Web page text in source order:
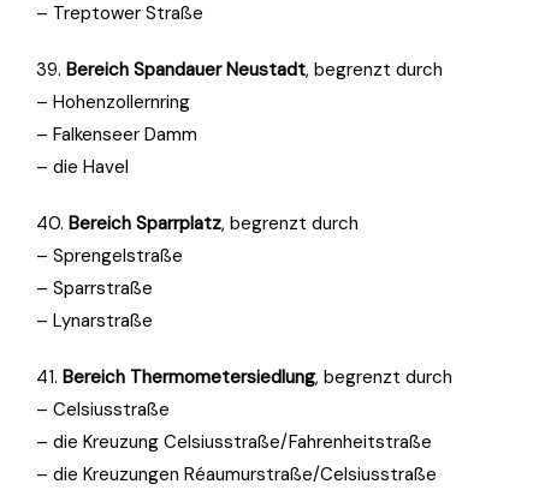
– Treptower Straße
39. Bereich Spandauer Neustadt, begrenzt durch
– Hohenzollernring
– Falkenseer Damm
– die Havel
40. Bereich Sparrplatz, begrenzt durch
– Sprengelstraße
– Sparrstraße
– Lynarstraße
41. Bereich Thermometersiedlung, begrenzt durch
– Celsiusstraße
– die Kreuzung Celsiusstraße/Fahrenheitstraße
– die Kreuzungen Réaumurstraße/Celsiusstraße